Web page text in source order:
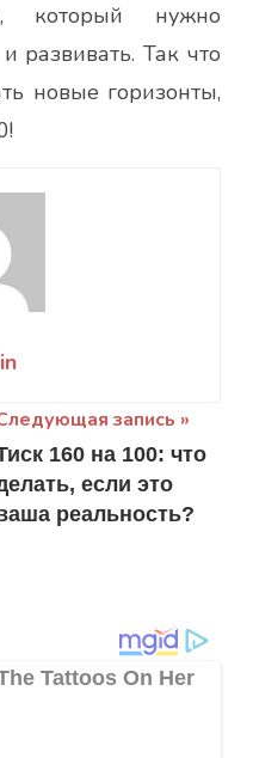
который нужно
развивать. Так что
новые горизонты,
запись
160 на 100: что
если это
реальность?